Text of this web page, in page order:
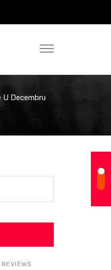
U Decembru
REVIEWS